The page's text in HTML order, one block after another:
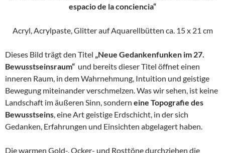
espacio de la conciencia“
Acryl, Acrylpaste, Glitter auf Aquarellbütten ca. 15 x 21 cm
Dieses Bild trägt den Titel „Neue Gedankenfunken im 27.
Bewusstseinsraum“ und bereits dieser Titel öffnet einen
inneren Raum, in dem Wahrnehmung, Intuition und geistige
Bewegung miteinander verschmelzen. Was wir sehen, ist keine
Landschaft im äußeren Sinn, sondern eine Topografie des
Bewusstseins, eine Art geistige Erdschicht, in der sich
Gedanken, Erfahrungen und Einsichten abgelagert haben.
Die warmen Gold-, Ocker- und Rosttöne durchziehen die